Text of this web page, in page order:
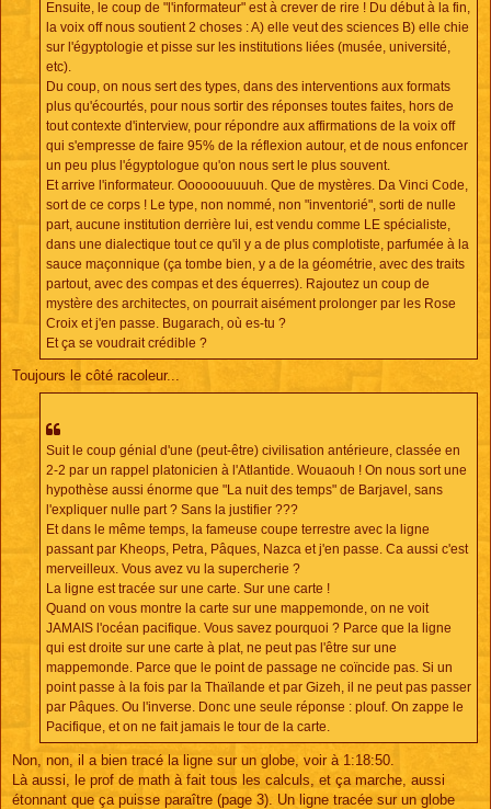
Ensuite, le coup de "l'informateur" est à crever de rire ! Du début à la fin,
la voix off nous soutient 2 choses : A) elle veut des sciences B) elle chie
sur l'égyptologie et pisse sur les institutions liées (musée, université,
etc).
Du coup, on nous sert des types, dans des interventions aux formats
plus qu'écourtés, pour nous sortir des réponses toutes faites, hors de
tout contexte d'interview, pour répondre aux affirmations de la voix off
qui s'empresse de faire 95% de la réflexion autour, et de nous enfoncer
un peu plus l'égyptologue qu'on nous sert le plus souvent.
Et arrive l'informateur. Oooooouuuuh. Que de mystères. Da Vinci Code,
sort de ce corps ! Le type, non nommé, non "inventorié", sorti de nulle
part, aucune institution derrière lui, est vendu comme LE spécialiste,
dans une dialectique tout ce qu'il y a de plus complotiste, parfumée à la
sauce maçonnique (ça tombe bien, y a de la géométrie, avec des traits
partout, avec des compas et des équerres). Rajoutez un coup de
mystère des architectes, on pourrait aisément prolonger par les Rose
Croix et j'en passe. Bugarach, où es-tu ?
Et ça se voudrait crédible ?
Toujours le côté racoleur...
Suit le coup génial d'une (peut-être) civilisation antérieure, classée en
2-2 par un rappel platonicien à l'Atlantide. Wouaouh ! On nous sort une
hypothèse aussi énorme que "La nuit des temps" de Barjavel, sans
l'expliquer nulle part ? Sans la justifier ???
Et dans le même temps, la fameuse coupe terrestre avec la ligne
passant par Kheops, Petra, Pâques, Nazca et j'en passe. Ca aussi c'est
merveilleux. Vous avez vu la supercherie ?
La ligne est tracée sur une carte. Sur une carte !
Quand on vous montre la carte sur une mappemonde, on ne voit
JAMAIS l'océan pacifique. Vous savez pourquoi ? Parce que la ligne
qui est droite sur une carte à plat, ne peut pas l'être sur une
mappemonde. Parce que le point de passage ne coïncide pas. Si un
point passe à la fois par la Thaïlande et par Gizeh, il ne peut pas passer
par Pâques. Ou l'inverse. Donc une seule réponse : plouf. On zappe le
Pacifique, et on ne fait jamais le tour de la carte.
Non, non, il a bien tracé la ligne sur un globe, voir à 1:18:50.
Là aussi, le prof de math à fait tous les calculs, et ça marche, aussi
étonnant que ça puisse paraître (page 3). Un ligne tracée sur un globe